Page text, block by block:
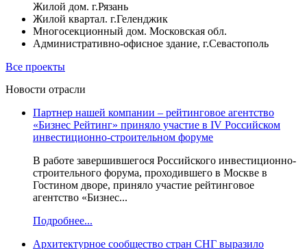
Жилой дом. г.Рязань
Жилой квартал. г.Геленджик
Многосекционный дом. Московская обл.
Административно-офисное здание, г.Севастополь
Все проекты
Новости отрасли
Партнер нашей компании – рейтинговое агентство
«Бизнес Рейтинг» приняло участие в IV Российском
инвестиционно-строительном форуме
В работе завершившегося Российского инвестиционно-
строительного форума, проходившего в Москве в
Гостином дворе, приняло участие рейтинговое
агентство «Бизнес...
Подробнее...
Архитектурное сообщество стран СНГ выразило